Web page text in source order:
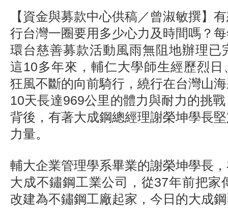
【資金與募款中心供稿／曾淑敏撰】
行台灣一圈要用多少心力及時間嗎？
環台慈善募款活動風雨無阻地辦理已
這10多年來，輔仁大學師生經歷烈日
狂風不斷的向前騎行，繞行在台灣山
10天長達969公里的體力與耐力的挑
背後，有著大成鋼總經理謝榮坤學長
力量。
輔大企業管理學系畢業的謝榮坤學長
大成不鏽鋼工業公司，從37年前把家
改建為不鏽鋼工廠起家，今日的大成